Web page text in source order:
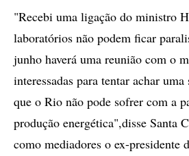
"Recebi uma ligação do ministro
laboratórios não podem ficar
junho haverá uma reunião com o
interessadas para tentar achar
que o Rio não pode sofrer com a
produção energética",disse Santa
como mediadores o ex-presidente